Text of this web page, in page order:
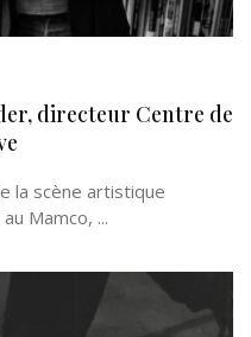
directeur Centre de
la scène artistique
Mamco, ...